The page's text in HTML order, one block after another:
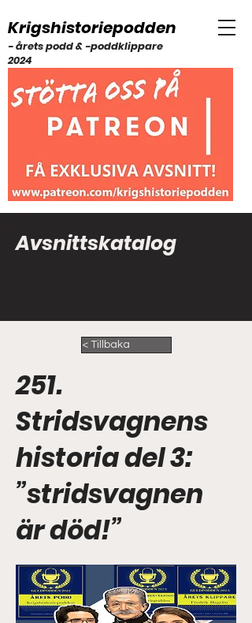
Krigshistoriepodden
- årets podd & -poddklippare
2024
Avsnittskatalog
< Tillbaka
251.
Stridsvagnens
historia del 3:
”stridsvagnen
är död!”